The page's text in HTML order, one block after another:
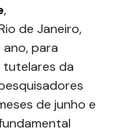
,
de Janeiro,
para
da
de junho e